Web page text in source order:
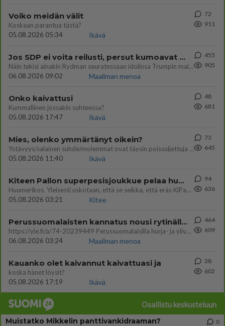
Voiko meidän välit
Koskaan parantua tästä?
05.08.2026 05:34
Ikävä
72
911
Jos SDP ei voita reilusti, persut kumoavat demokratian Suomesta
Näin tekisi ainakin Rydman seuratessaan idolinsa Trumpin mallia https://www.is.fi/politiikka/art-2000012187244.html
06.08.2026 09:02
Maailman menoa
455
905
Onko kaivattusi
Kummallinen jossakin suhteessa?
05.08.2026 17:47
Ikävä
48
681
Mies, olenko ymmärtänyt oikein?
Ystävyys/salainen suhde/molemmat ovat täysin poissuljettuja asioita? Nainen
05.08.2026 11:40
Ikävä
73
645
Kiteen Pallon superpesisjoukkue pelaa huumeiden vaikutuksen alaisena
Huumerikos. Yleisesti uskotaan, että se seikka, että eräs KiPan pelaaja kärähtää huumeista, on vain jäävuoren huippu. M
05.08.2026 03:21
Kitee
94
636
Perussuomalaisten kannatus nousi rytinällä Ylen tänään julkaisemassa tuoreimmassa gallup-kyselyssä.
https://yle.fi/a/74-20239449 Perussuomalaisilla hurja- ja ylivoimaisesti suurin nousu tässä uudessa Ylen gallupissa. Kyl
06.08.2026 03:24
Maailman menoa
464
609
Kauanko olet kaivannut kaivattuasi ja
koska hänet löysit?
05.08.2026 17:19
Ikävä
38
602
Osallistu keskusteluun
Muistatko Mikkelin panttivankidraaman?
0